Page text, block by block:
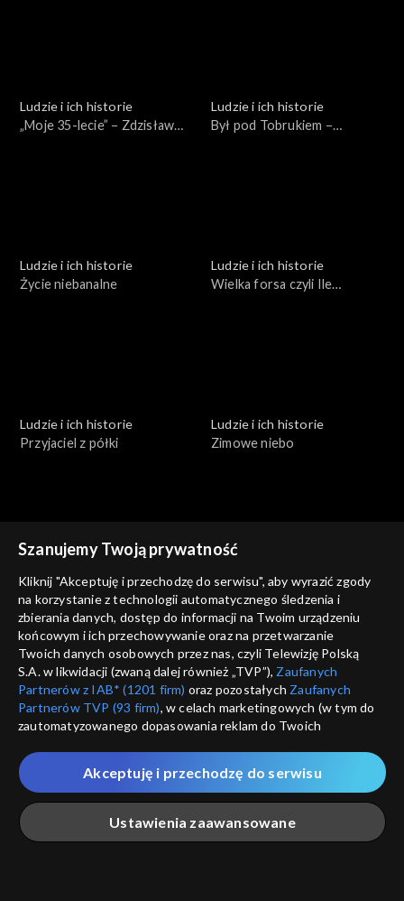
Ludzie i ich historie
„Moje 35-lecie” − Zdzisław
Ludzie i ich historie
Był pod Tobrukiem −
Ludzie i ich historie
Życie niebanalne
Ludzie i ich historie
Wielka forsa czyli Ile
Ludzie i ich historie
Przyjaciel z półki
Ludzie i ich historie
Zimowe niebo
Ludzie i ich historie
Gdy mowa polska znaczyła
przetrwanie
Ludzie i ich historie
Tajemnica willi „Bolko”
Pojanie
Szanujemy Twoją prywatność
Kliknij "Akceptuję i przechodzę do serwisu", aby wyrazić zgody
na korzystanie z technologii automatycznego śledzenia i
zbierania danych, dostęp do informacji na Twoim urządzeniu
końcowym i ich przechowywanie oraz na przetwarzanie
Twoich danych osobowych przez nas, czyli Telewizję Polską
S.A. w likwidacji (zwaną dalej również „TVP”), Zaufanych
Partnerów z IAB* (1201 firm) oraz pozostałych Zaufanych
Partnerów TVP (93 firm), w celach marketingowych (w tym do
zautomatyzowanego dopasowania reklam do Twoich
które wskazujemy poniżej, a także zgody na udostępnianie
przez nas identyfikatora PPID do Google.
Twoje dane osobowe zbierane podczas odwiedzania przez
Ciebie naszych
poszczególnych serwisówzwanych dalej
„Portalem”, w tym informacje zapisywane za pomocą
Ustawienia zaawansowane
Akceptuję i przechodzę do serwisu